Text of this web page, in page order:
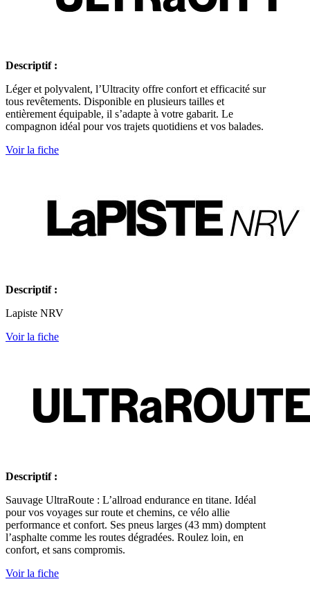
Descriptif :
Léger et polyvalent, l’Ultracity offre confort et efficacité sur
tous revêtements. Disponible en plusieurs tailles et
entièrement équipable, il s’adapte à votre gabarit. Le
compagnon idéal pour vos trajets quotidiens et vos balades.
Voir la fiche
Descriptif :
Lapiste NRV
Voir la fiche
Descriptif :
Sauvage UltraRoute : L’allroad endurance en titane. Idéal
pour vos voyages sur route et chemins, ce vélo allie
performance et confort. Ses pneus larges (43 mm) domptent
l’asphalte comme les routes dégradées. Roulez loin, en
confort, et sans compromis.
Voir la fiche